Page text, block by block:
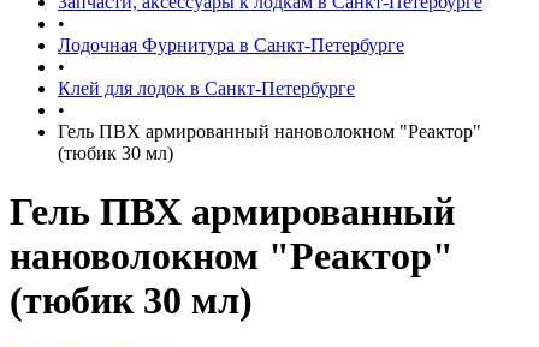
•
Лодочная Фурнитура в Санкт-Петербурге
•
Клей для лодок в Санкт-Петербурге
•
Гель ПВХ армированный нановолокном "Реактор"
(тюбик 30 мл)
Гель ПВХ армированный
нановолокном "Реактор"
(тюбик 30 мл)